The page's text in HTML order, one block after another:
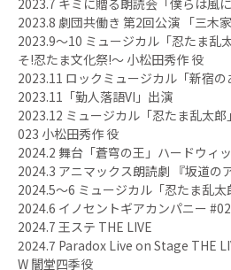
2023.8 劇団共働き 第2回公演 「三木
2023.9〜10 ミュージカル「忍たま乱
そ!忍たま文化祭!〜 小松田秀作 役
2023.11 ロックミュージカル「新宿
2023.11「勤人落語VI」出演
2023.12 ミュージカル「忍たま乱太
023 小松田秀作 役
2024.2 舞台「蒼穹の王」ハードウィ
2024.3 アニマックス朗読劇 『坂道の
2024.5〜6 ミュージカル「忍たま乱
2024.6 イノセントギアカンパニー
2024.7 王ステ THE LIVE
2024.7 Paradox Live on Stage THE
W 闇堂四季役